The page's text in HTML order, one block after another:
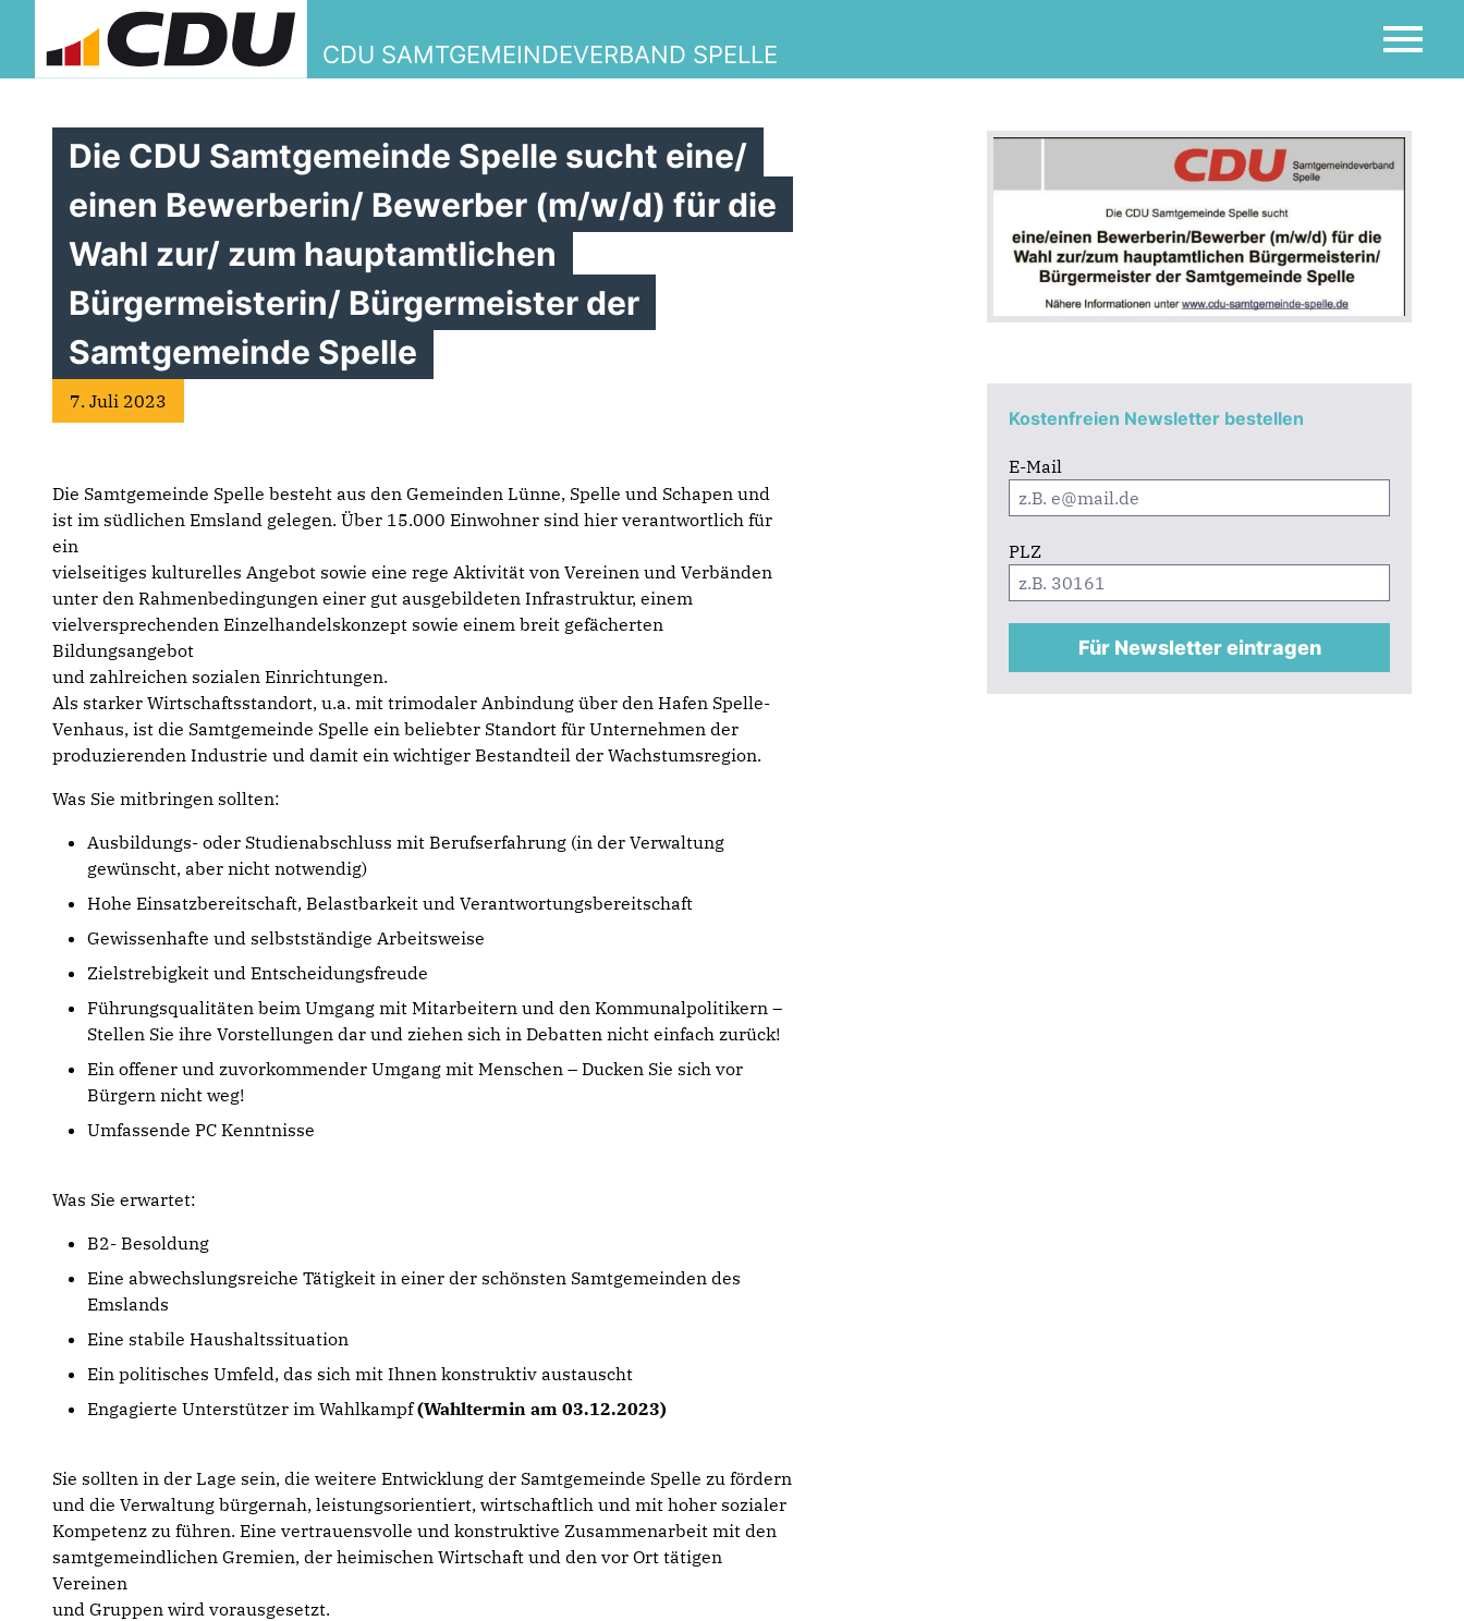
CDU SAMTGEMEINDEVERBAND SPELLE
Kostenfreien Newsletter bestellen
E-Mail
PLZ
Für Newsletter eintragen
Die CDU Samtgemeinde Spelle sucht eine/
einen Bewerberin/ Bewerber (m/w/d) für die
Wahl zur/ zum hauptamtlichen
Bürgermeisterin/ Bürgermeister der
Samtgemeinde Spelle
7. Juli 2023
Die Samtgemeinde Spelle besteht aus den Gemeinden Lünne, Spelle und Schapen und
ist im südlichen Emsland gelegen. Über 15.000 Einwohner sind hier verantwortlich für
ein
vielseitiges kulturelles Angebot sowie eine rege Aktivität von Vereinen und Verbänden
unter den Rahmenbedingungen einer gut ausgebildeten Infrastruktur, einem
vielversprechenden Einzelhandelskonzept sowie einem breit gefächerten
Bildungsangebot
und zahlreichen sozialen Einrichtungen.
Als starker Wirtschaftsstandort, u.a. mit trimodaler Anbindung über den Hafen Spelle-
Venhaus, ist die Samtgemeinde Spelle ein beliebter Standort für Unternehmen der
produzierenden Industrie und damit ein wichtiger Bestandteil der Wachstumsregion.
Was Sie mitbringen sollten:
Ausbildungs- oder Studienabschluss mit Berufserfahrung (in der Verwaltung
gewünscht, aber nicht notwendig)
Hohe Einsatzbereitschaft, Belastbarkeit und Verantwortungsbereitschaft
Gewissenhafte und selbstständige Arbeitsweise
Zielstrebigkeit und Entscheidungsfreude
Führungsqualitäten beim Umgang mit Mitarbeitern und den Kommunalpolitikern –
Stellen Sie ihre Vorstellungen dar und ziehen sich in Debatten nicht einfach zurück!
Ein offener und zuvorkommender Umgang mit Menschen – Ducken Sie sich vor
Bürgern nicht weg!
Umfassende PC Kenntnisse
Was Sie erwartet:
B2- Besoldung
Eine abwechslungsreiche Tätigkeit in einer der schönsten Samtgemeinden des
Emslands
Eine stabile Haushaltssituation
Ein politisches Umfeld, das sich mit Ihnen konstruktiv austauscht
Engagierte Unterstützer im Wahlkampf(Wahltermin am 03.12.2023)
Sie sollten in der Lage sein, die weitere Entwicklung der Samtgemeinde Spelle zu fördern
und die Verwaltung bürgernah, leistungsorientiert, wirtschaftlich und mit hoher sozialer
Kompetenz zu führen. Eine vertrauensvolle und konstruktive Zusammenarbeit mit den
samtgemeindlichen Gremien, der heimischen Wirtschaft und den vor Ort tätigen
Vereinen
und Gruppen wird vorausgesetzt.